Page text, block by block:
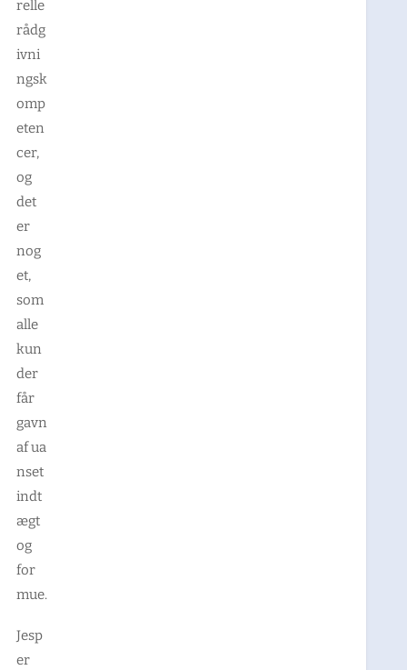
relle
rådg
ivni
ngsk
omp
eten
cer,
og
det
er
nog
et,
som
alle
kun
der
får
gavn
afua
nset
indt
ægt
og
for
mue.
Jesp
er